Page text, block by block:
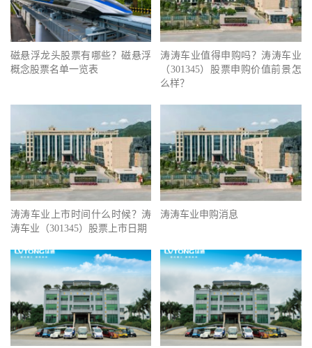
磁悬浮龙头股票有哪些？磁悬浮
概念股票名单一览表
涛涛车业值得申购吗？涛涛车业
（301345）股票申购价值前景怎
么样？
涛涛车业上市时间什么时候？涛
涛车业（301345）股票上市日期
涛涛车业申购消息